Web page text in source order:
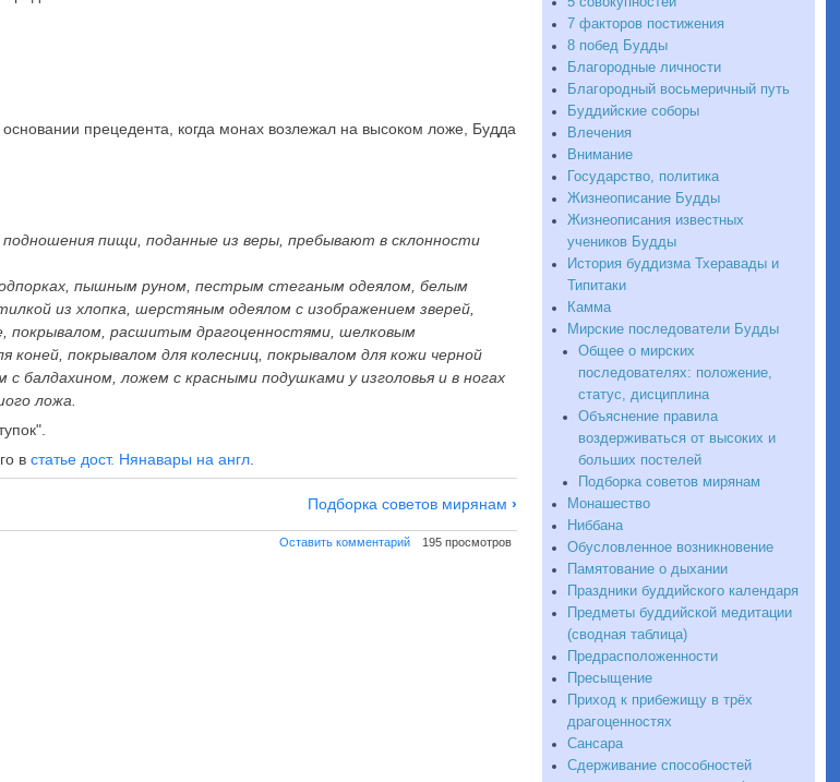
основании прецедента, когда монах возлежал на высоком ложе, Будда
пищи, поданные из веры, пребывают в склонности
пышным руном, пестрым стеганым одеялом, белым
из хлопка, шерстяным одеялом с изображением зверей,
покрывалом, расшитым драгоценностями, шелковым
покрывалом для колесниц, покрывалом для кожи черной
балдахином, ложем с красными подушками у изголовья и в ногах
ложа.
встатье дост. Нянавары на англ.
Подборка советов мирянам›
Оставить комментарий 195 просмотров
7 факторов постижения
8 побед Будды
Благородные личности
Благородный восьмеричный путь
Буддийские соборы
Влечения
Внимание
Государство, политика
Жизнеописание Будды
Жизнеописания известных
учеников Будды
История буддизма Тхеравады и
Типитаки
Камма
Мирские последователи Будды
Общее о мирских
последователях: положение,
статус, дисциплина
Объяснение правила
воздерживаться от высоких и
больших постелей
Подборка советов мирянам
Монашество
Ниббана
Обусловленное возникновение
Памятование о дыхании
Праздники буддийского календаря
Предметы буддийской медитации
(сводная таблица)
Предрасположенности
Пресыщение
Приход к прибежищу в трёх
драгоценностях
Сансара
Сдерживание способностей